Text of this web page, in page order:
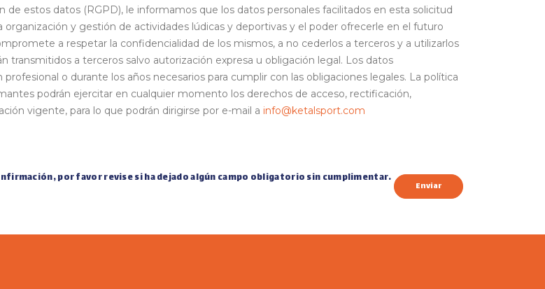
estos datos (RGPD), le informamos que los datos personales facilitados en esta solicitud
y gestión de actividades lúdicas y deportivas y el poder ofrecerle en el futuro
a respetar la confidencialidad de los mismos, a no cederlos a terceros y a utilizarlos
transmitidos a terceros salvo autorización expresa u obligación legal. Los datos
o durante los años necesarios para cumplir con las obligaciones legales. La política
podrán ejercitar en cualquier momento los derechos de acceso, rectificación,
vigente, para lo que podrán dirigirse por e-mail a info@ketalsport.com
por favor revise si ha dejado algún campo obligatorio sin cumplimentar.